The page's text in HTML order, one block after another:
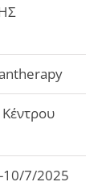
10/7/2025